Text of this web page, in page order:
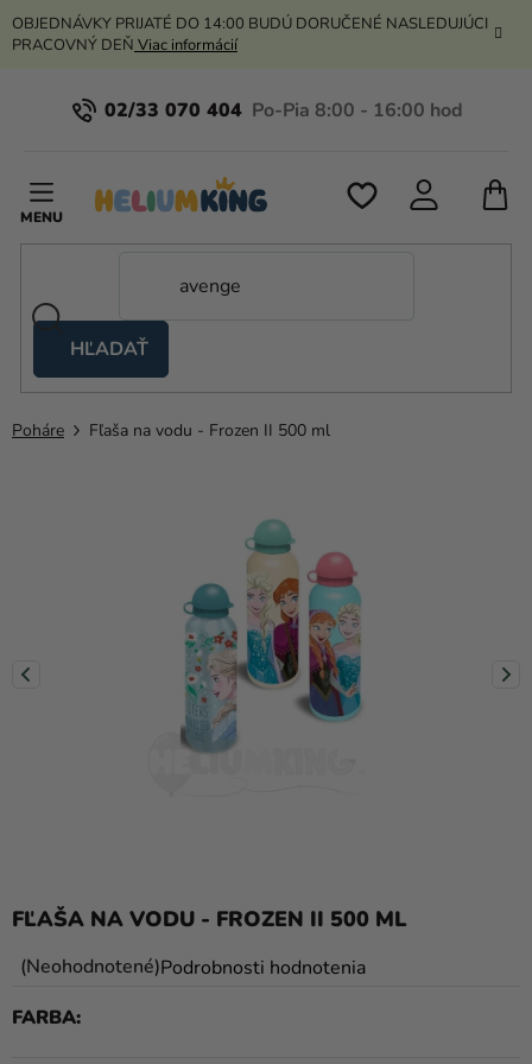
Prejsť
na
OBJEDNÁVKY PRIJATÉ DO 14:00 BUDÚ DORUČENÉ NASLEDUJÚCI
PRACOVNÝ DEŇ Viac informácií
02/33 070 404
HĽADAŤ
stany
Kanekalon
Oblečenie
Poháre Fľaša na vodu - Frozen II 500 ml
FĽAŠA NA VODU - FROZEN II 500 ML
Priemerné
produktu
NeohodnotenéPodrobnosti hodnotenia
FARBA